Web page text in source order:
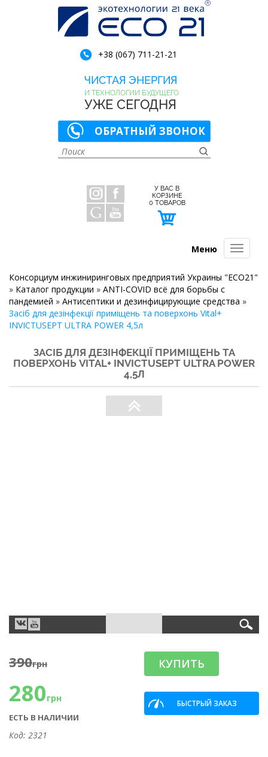
+38 (067) 711-21-21
ЧИСТАЯ ЭНЕРГИЯ
И ТЕХНОЛОГИИ БУДУЩЕГО
УЖЕ СЕГОДНЯ
ОБРАТНЫЙ ЗВОНОК
У ВАС В
КОРЗИНЕ
0 ТОВАРОВ
Меню
Консорциум инжиниринговых предприятий Украины "ECO21"
» Каталог продукции » ANTI-COVID всё для борьбы с
пандемией » Антисептики и дезинфицирующие средства »
Засіб для дезінфекції приміщень та поверхонь Vital+
INVICTUSEPT ULTRA POWER 4,5л
ЗАСІБ ДЛЯ ДЕЗІНФЕКЦІЇ ПРИМІЩЕНЬ ТА
ПОВЕРХОНЬ VITAL+ INVICTUSEPT ULTRA POWER
4,5Л
390грн
280грн
ЕСТЬ В НАЛИЧИИ
Код: 2321
КУПИТЬ
БЫСТРЫЙ ЗАКАЗ